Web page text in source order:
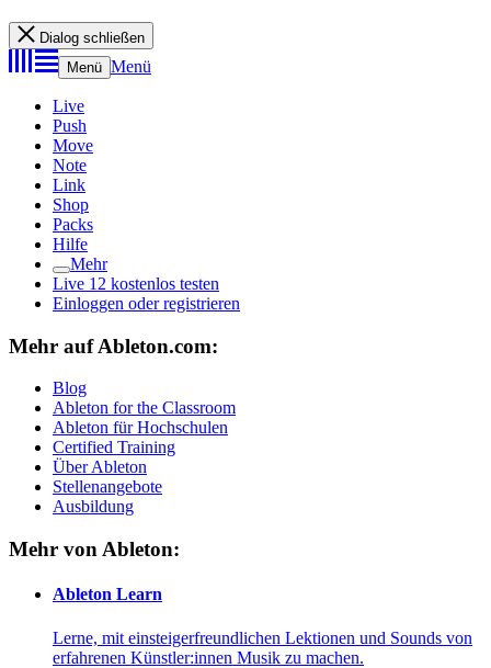
Dialog schließen
Menü Menü
Live
Push
Move
Note
Link
Shop
Packs
Hilfe
Mehr
Live 12 kostenlos testen
Einloggen oder registrieren
Mehr auf Ableton.com:
Blog
Ableton for the Classroom
Ableton für Hochschulen
Certified Training
Über Ableton
Stellenangebote
Ausbildung
Mehr von Ableton:
Ableton Learn
Lerne, mit einsteigerfreundlichen Lektionen und Sounds von
erfahrenen Künstler:innen Musik zu machen.